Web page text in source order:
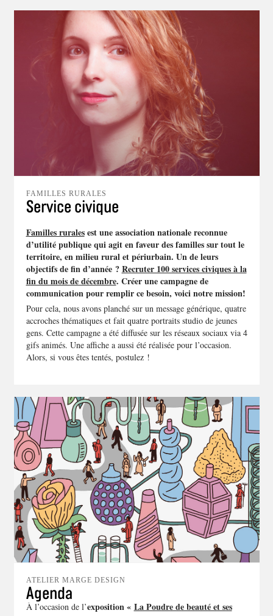
FAMILLES RURALES
Service civique
Familles rurales est une association nationale reconnue
d’utilité publique qui agit en faveur des familles sur tout le
territoire, en milieu rural et périurbain. Un de leurs
objectifs de fin d’année ?Recruter 100 services civiques à la
fin du mois de décembre. Créer une campagne de
communication pour remplir ce besoin, voici notre mission!
Pour cela, nous avons planché sur un message générique, quatre
accroches thématiques et fait quatre portraits studio de jeunes
gens. Cette campagne a été diffusée sur les réseaux sociaux via 4
gifs animés. Une affiche a aussi été réalisée pour l’occasion.
Alors, si vous êtes tentés, postulez !
ATELIER MARGE DESIGN
Agenda
À l’occasion de l’exposition « La Poudre de beauté et ses